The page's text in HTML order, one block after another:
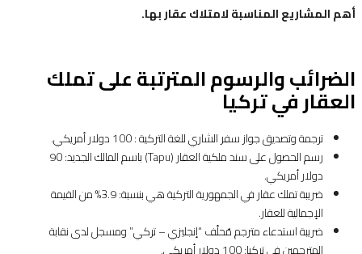
أهم المشاريع المناسبة لامتلاك عقار بها.
الضرائب والرسوم المترتبة على تملك
العقار في تركيا
ترجمة وتصديق جواز سفر الشاري للغة التركية : 100 دولار أمريكي.
رسم الحصول على سند ملكية العقار (Tapu) باسم المالك الجديد: 90
دولار أمريكي.
ضريبة تملك عقار في الجمهورية التركية هي بنسبة: 3.9% من القيمة
الإجمالية للعقار.
ضريبة استدعاء مترجم مُحلّف “إنجليزي – تركي” ومسجل لدى نقابة